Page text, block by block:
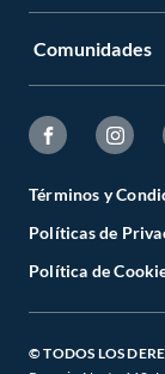
Comunidades
Términos y
Políticas de
Política de
© TODOS LOS